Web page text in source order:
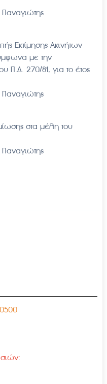
Εκτίμησης Ακινήτων
με την
Π.Δ. 270/81, για το έτος
στα μέλη του